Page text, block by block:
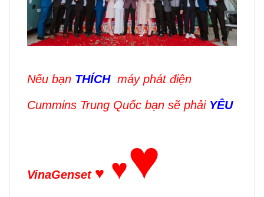
Nếu bạn THÍCH máy phát điện
Cummins Trung Quốc bạn sẽ phảiYÊU
VinaGenset ♥ ♥♥